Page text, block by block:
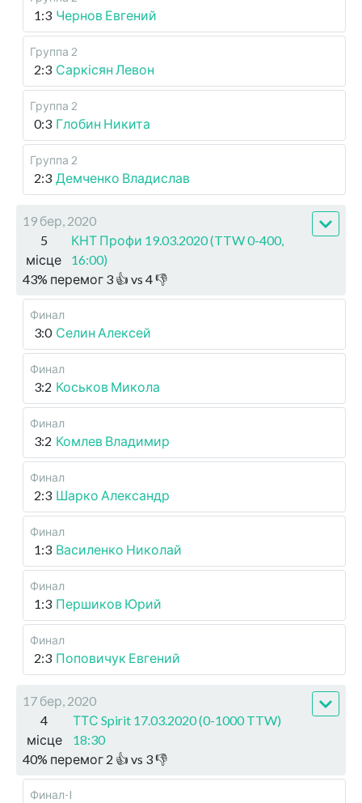
1:3 Чернов Евгений
Группа 2
2:3 Саркісян Левон
Группа 2
0:3 Глобин Никита
Группа 2
2:3 Демченко Владислав
19 бер, 2020
5
місце
КНТ Профи 19.03.2020 (TTW 0-400,
16:00)
43% перемог 3 👍 vs 4👎
Финал
3:0 Селин Алексей
Финал
3:2 Коськов Микола
Финал
3:2 Комлев Владимир
Финал
2:3 Шарко Александр
Финал
1:3 Василенко Николай
Финал
1:3 Першиков Юрий
Финал
2:3 Поповичук Евгений
17 бер, 2020
4
місце
ТТС Spirit 17.03.2020 (0-1000 TTW)
18:30
40% перемог 2 👍 vs 3👎
Финал-I